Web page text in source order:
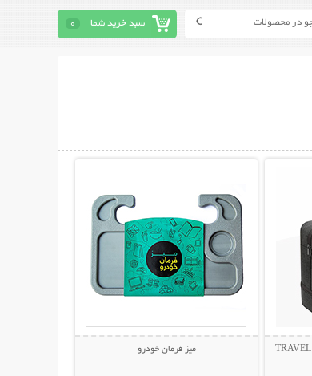
سبد خرید شما 0
ساک مسافرتی لباس و کفش برزنتی TRAVEL
میز فرمان خودرو